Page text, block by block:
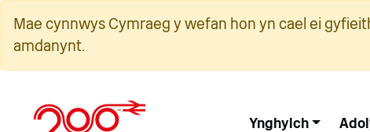
cynnwys
Mae cynnwys Cymraeg y wefan hon yn cael ei
amdanynt.
Ynghylch